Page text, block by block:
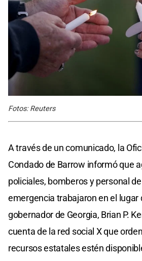
Fotos: Reuters
A través de un comunicado, la
Condado de Barrow informó que
policiales, bomberos y personal
emergencia trabajaron en el lugar
gobernador de Georgia, Brian P.
cuenta de la red social X que
recursos estatales estén